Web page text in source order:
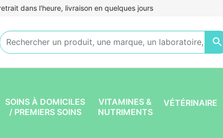
dans l'heure, livraison en quelques jours

SOINS À DOMICILES
/ PREMIERS SOINS
VITAMINES &
NUTRIMENTS
VÉTÉRINAIRE